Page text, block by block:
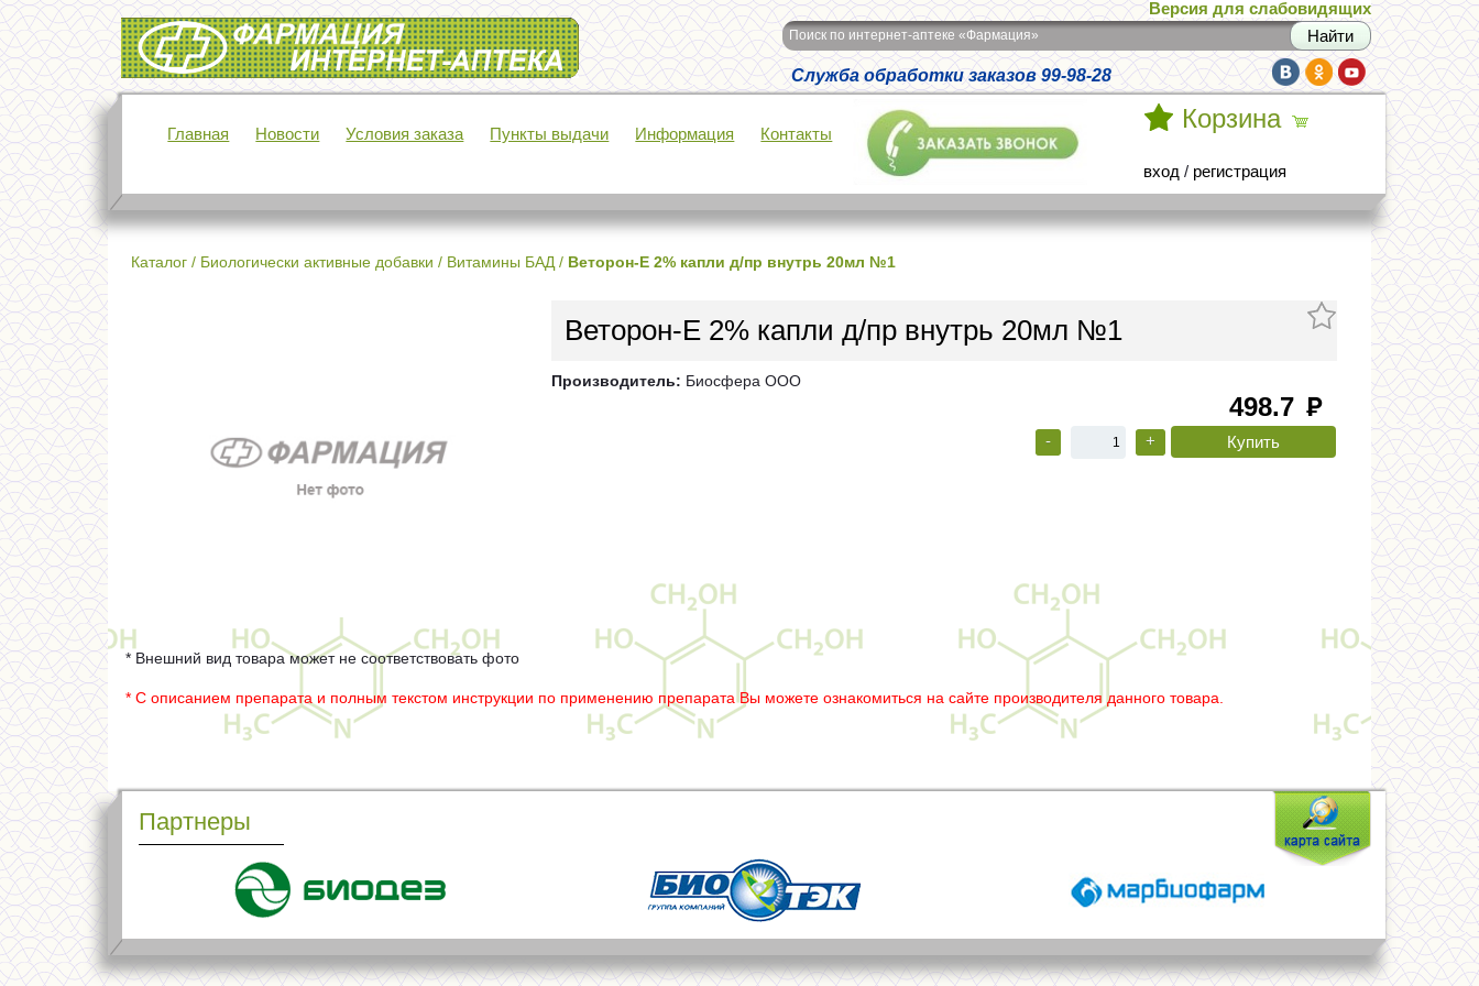
Интернет-аптека Фармация
Версия для слабовидящих
Поиск по интернет-аптеке «Фармация»
Служба обработки заказов 99-98-28
Главная Новости Условия заказа Пункты выдачи Информация Контакты
Корзина
вход / регистрация
Каталог / Биологически активные добавки / Витамины БАД / Веторон-Е 2% капли д/пр внутрь 20мл №1
Веторон-Е 2% капли д/пр внутрь 20мл №1
Производитель: Биосфера ООО
498.7 руб
- +
* Внешний вид товара может не соответствовать фото
* С описанием препарата и полным текстом инструкции по применению препарата Вы можете ознакомиться на сайте производителя данного товара.
Партнеры